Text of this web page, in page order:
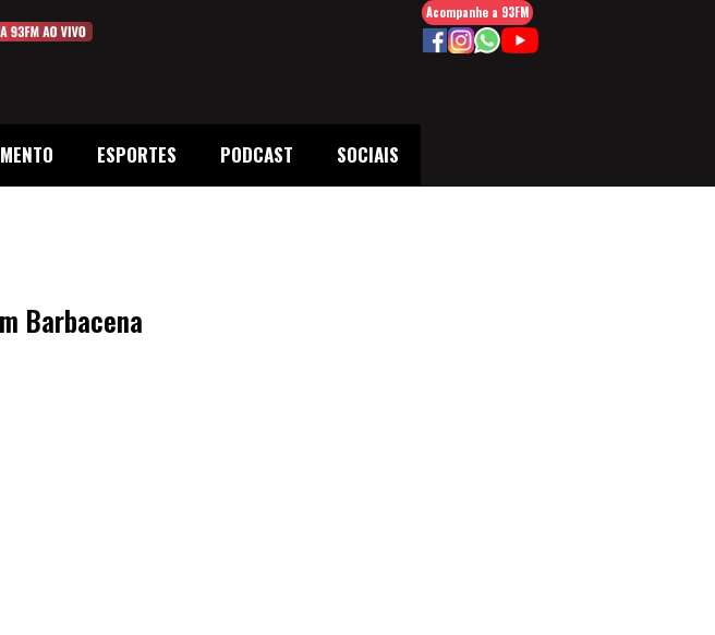
ESPORTES PODCAST SOCIAIS
Acompanhe a 93FM
Barbacena